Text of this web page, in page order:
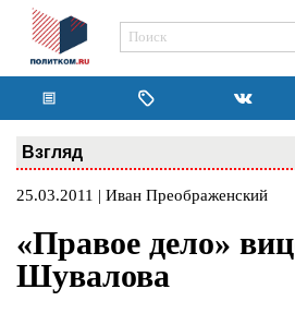
Взгляд
25.03.2011 | Иван Преображенский
«Правое дело»
Шувалова